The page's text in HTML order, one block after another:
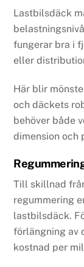
Lastbilsdäck
fungerar bra i
eller
Här blir
och däckets
behöver både
dimension och
Till skillnad
regummering
lastbilsdäck.
förlängning av
kostnad per